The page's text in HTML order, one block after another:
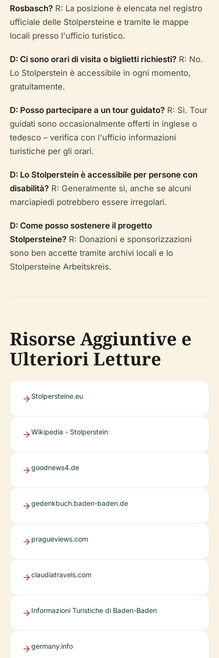
Rosbasch? R: La posizione è elencata nel registro
ufficiale delle Stolpersteine e tramite le mappe
locali presso l'ufficio turistico.
D: Ci sono orari di visita o biglietti richiesti? R: No.
Lo Stolperstein è accessibile in ogni momento,
gratuitamente.
D: Posso partecipare a un tour guidato? R: Sì. Tour
guidati sono occasionalmente offerti in inglese o
tedesco – verifica con l'ufficio informazioni
turistiche per gli orari.
D: Lo Stolperstein è accessibile per persone con
disabilità? R: Generalmente sì, anche se alcuni
marciapiedi potrebbero essere irregolari.
D: Come posso sostenere il progetto
Stolpersteine? R: Donazioni e sponsorizzazioni
sono ben accette tramite archivi locali e lo
Stolpersteine Arbeitskreis.
Risorse Aggiuntive e
Ulteriori Letture
Stolpersteine.eu
Wikipedia - Stolperstein
goodnews4.de
gedenkbuch.baden-baden.de
pragueviews.com
claudiatravels.com
Informazioni Turistiche di Baden-Baden
germany.info